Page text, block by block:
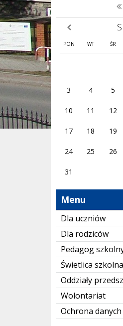
poprzedni miesiąc
PON WT ŚR
3 4 5
10 11 12
17 18 19
24 25 26
31
Menu
Dla uczniów
Dla rodziców
Pedagog
Świetlica szkolna
Oddziały
Wolontariat
Ochrona